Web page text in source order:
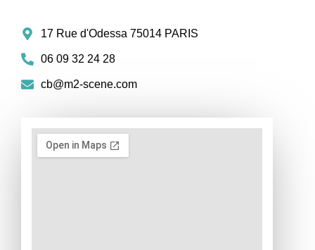
17 Rue d'Odessa 75014 PARIS
06 09 32 24 28
cb@m2-scene.com